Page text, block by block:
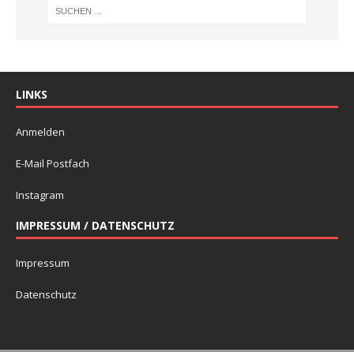
LINKS
Anmelden
E-Mail Postfach
Instagram
IMPRESSUM / DATENSCHUTZ
Impressum
Datenschutz